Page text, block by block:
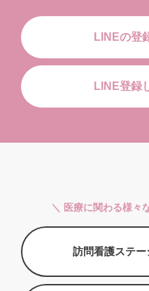
LINEの登
LINE登録
＼ 医療に関わる様々
訪問看護ステ